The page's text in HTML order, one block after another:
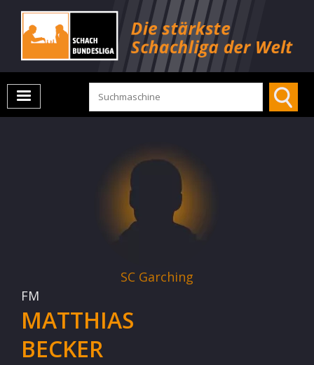
SC Garching
FM
MATTHIAS
BECKER